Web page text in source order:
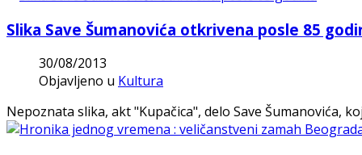
Slika Save Šumanovića otkrivena posle 85
30/08/2013
Objavljeno u Kultura
Nepoznata slika, akt "Kupačica", delo Save Šumanovića,